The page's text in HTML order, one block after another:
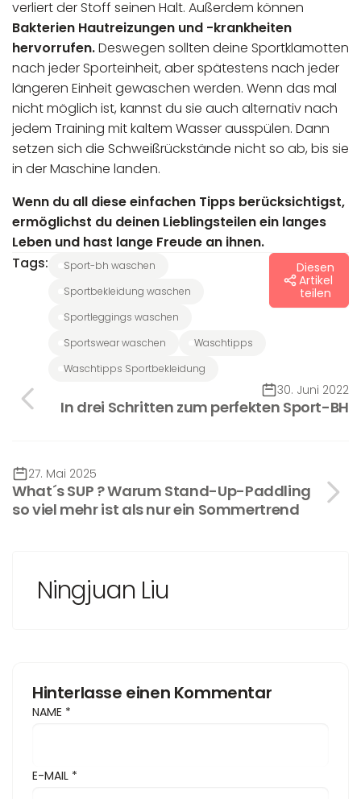
verliert der Stoff seinen Halt. Außerdem können
Bakterien Hautreizungen und -krankheiten
hervorrufen.Deswegen sollten deine Sportklamotten
nach jeder Sporteinheit, aber spätestens nach jeder
längeren Einheit gewaschen werden. Wenn das mal
nicht möglich ist, kannst du sie auch alternativ nach
jedem Training mit kaltem Wasser ausspülen. Dann
setzen sich die Schweißrückstände nicht so ab, bis sie
in der Maschine landen.
Wenn du all diese einfachen Tipps berücksichtigst,
ermöglichst du deinen Lieblingsteilen ein langes
Leben und hast lange Freude an ihnen.
Tags:
sport-bh waschen
sportbekleidung waschen
sportleggings waschen
sportswear waschen
waschtipps
Waschtipps Sportbekleidung
Diesen
Artikel
teilen
30. Juni 2022
In drei Schritten zum perfekten Sport-BH
27. Mai 2025
What´s SUP ? Warum Stand-Up-Paddling
so viel mehr ist als nur ein Sommertrend
Ningjuan Liu
Hinterlasse einen Kommentar
NAME *
E-MAIL *